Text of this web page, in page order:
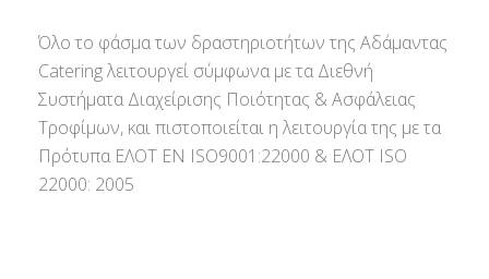
Όλο το φάσμα των δραστηριοτήτων της Αδάμαντας
Catering λειτουργεί σύμφωνα με τα Διεθνή
Συστήματα Διαχείρισης Ποιότητας & Ασφάλειας
Τροφίμων, και πιστοποιείται η λειτουργία της με τα
Πρότυπα ΕΛΟΤ ΕΝ ISO9001:22000 & ΕΛΟΤ ISO
22000: 2005